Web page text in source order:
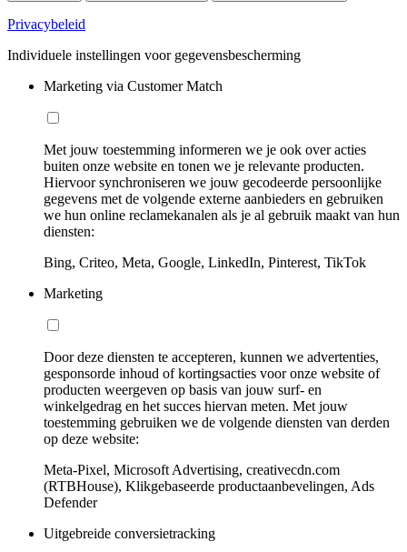
Privacybeleid
Individuele instellingen voor gegevensbescherming
Marketing via Customer Match
Met jouw toestemming informeren we je ook over acties
buiten onze website en tonen we je relevante producten.
Hiervoor synchroniseren we jouw gecodeerde persoonlijke
gegevens met de volgende externe aanbieders en gebruiken
we hun online reclamekanalen als je al gebruik maakt van hun
diensten:
Bing, Criteo, Meta, Google, LinkedIn, Pinterest, TikTok
Marketing
Door deze diensten te accepteren, kunnen we advertenties,
gesponsorde inhoud of kortingsacties voor onze website of
producten weergeven op basis van jouw surf- en
winkelgedrag en het succes hiervan meten. Met jouw
toestemming gebruiken we de volgende diensten van derden
op deze website:
Meta-Pixel, Microsoft Advertising, creativecdn.com
(RTBHouse), Klikgebaseerde productaanbevelingen, Ads
Defender
Uitgebreide conversietracking